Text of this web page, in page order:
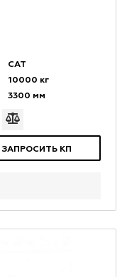
CAT
10000 кг
3300 мм
ЗАПРОСИТЬ КП